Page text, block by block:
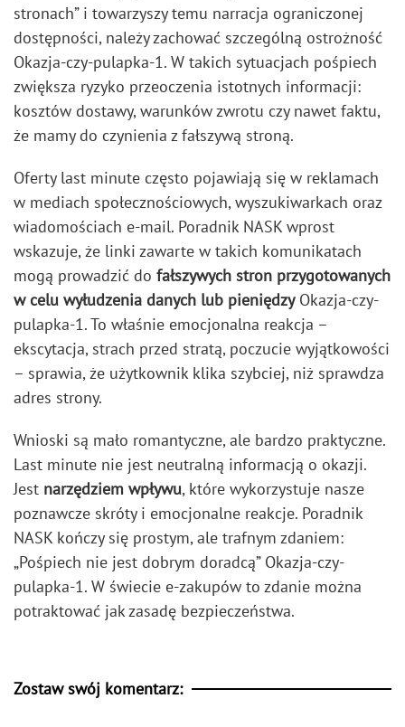
stronach” i towarzyszy temu narracja ograniczonej
dostępności, należy zachować szczególną ostrożność
Okazja-czy-pulapka-1. W takich sytuacjach pośpiech
zwiększa ryzyko przeoczenia istotnych informacji:
kosztów dostawy, warunków zwrotu czy nawet faktu,
że mamy do czynienia z fałszywą stroną.
Oferty last minute często pojawiają się w reklamach
w mediach społecznościowych, wyszukiwarkach oraz
wiadomościach e-mail. Poradnik NASK wprost
wskazuje, że linki zawarte w takich komunikatach
mogą prowadzić do fałszywych stron przygotowanych
w celu wyłudzenia danych lub pieniędzyOkazja-czy-
pulapka-1. To właśnie emocjonalna reakcja –
ekscytacja, strach przed stratą, poczucie wyjątkowości
– sprawia, że użytkownik klika szybciej, niż sprawdza
adres strony.
Wnioski są mało romantyczne, ale bardzo praktyczne.
Last minute nie jest neutralną informacją o okazji.
Jest narzędziem wpływu, które wykorzystuje nasze
poznawcze skróty i emocjonalne reakcje. Poradnik
NASK kończy się prostym, ale trafnym zdaniem:
„Pośpiech nie jest dobrym doradcą” Okazja-czy-
pulapka-1. W świecie e-zakupów to zdanie można
potraktować jak zasadę bezpieczeństwa.
Zostaw swój komentarz: